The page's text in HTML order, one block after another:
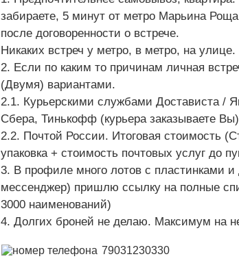
забираете, 5 минут от метро Марьина
после договоренности о встрече.
Никаких встреч у метро, в метро, на улице.
2. Если по каким то причинам личная
(Двумя) вариантами.
2.1. Курьерскими службами Достависта /
Сбера, Тинькофф (курьера заказываете
2.2. Почтой России. Итоговая стоимость
упаковка + стоимость почтовых услуг до
3. В профиле много лотов с пластинками и
мессенджер) пришлю ссылку на полные
3000 наименований)
4. Долгих броней не делаю. Максимум на
79031230330